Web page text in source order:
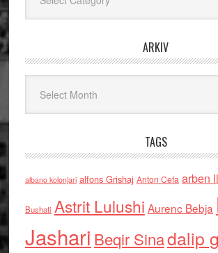
ARKIV
TAGS
albano kolonjari alfons Grishaj Anton Cefa arben
Bushati Astrit Lulushi Aurenc Bebja
Jashari Beqir Sinadalip